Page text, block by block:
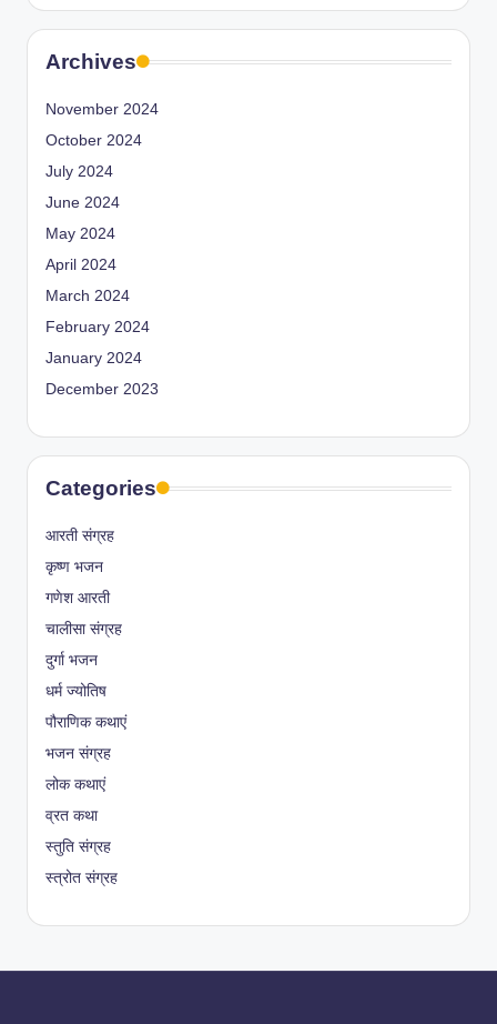
Archives
November 2024
October 2024
July 2024
June 2024
May 2024
April 2024
March 2024
February 2024
January 2024
December 2023
Categories
आरती संग्रह
कृष्ण भजन
गणेश आरती
चालीसा संग्रह
दुर्गा भजन
धर्म ज्योतिष
पौराणिक कथाएं
भजन संग्रह
लोक कथाएं
व्रत कथा
स्तुति संग्रह
स्त्रोत संग्रह